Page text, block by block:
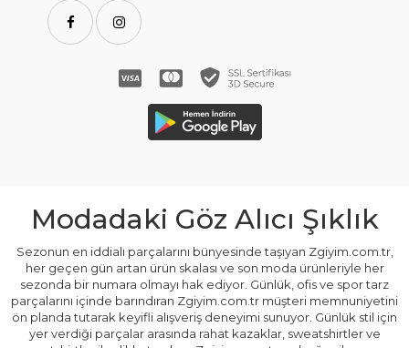
Modadaki Göz Alıcı Şıklık
Sezonun en iddialı parçalarını bünyesinde taşıyan Zgiyim.com.tr,
her geçen gün artan ürün skalası ve son moda ürünleriyle her
sezonda bir numara olmayı hak ediyor. Günlük, ofis ve spor tarz
parçalarını içinde barındıran Zgiyim.com.tr müşteri memnuniyetini
ön planda tutarak keyifli alışveriş deneyimi sunuyor. Günlük stil için
yer verdiği parçalar arasında rahat kazaklar, sweatshirtler ve